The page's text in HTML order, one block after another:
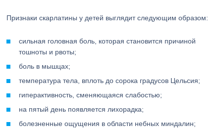
Признаки скарлатины у детей выглядит следующим образом:
сильная головная боль, которая становится причиной
тошноты и рвоты;
боль в мышцах;
температура тела, вплоть до сорока градусов Цельсия;
гиперактивность, сменяющаяся слабостью;
на пятый день появляется лихорадка;
болезненные ощущения в области небных миндалин;